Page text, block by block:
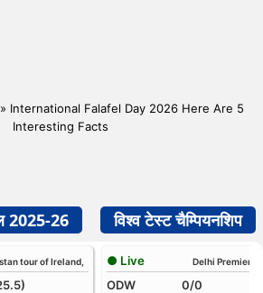
» International Falafel Day 2026 Here Are 5
Interesting Facts
2025-26 विश्व टेस्ट चैम्पियनशिप
tour of Ireland, ● Live Delhi Premier
ODW
0/0